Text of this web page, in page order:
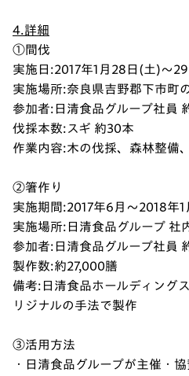
4.詳細
①間伐
実施日:2017年1月28日(土)～
実施場所:奈良県吉野郡下市町
参加者:日清食品グループ社員
伐採本数:スギ 約30本
作業内容:木の伐採、森林整備
②箸作り
実施期間:2017年6月～2018年1
実施場所:日清食品グループ 社
参加者:日清食品グループ社員
製作数:約27,000膳
備考:日清食品ホールディング
リジナルの手法で製作
③活用方法
・日清食品グループが主催・